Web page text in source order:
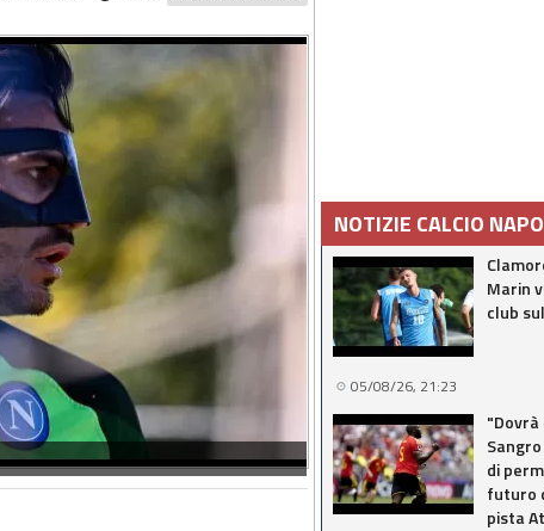
NOTIZIE CALCIO
Marin
club
05/08/26, 21:23
di
futuro
pista